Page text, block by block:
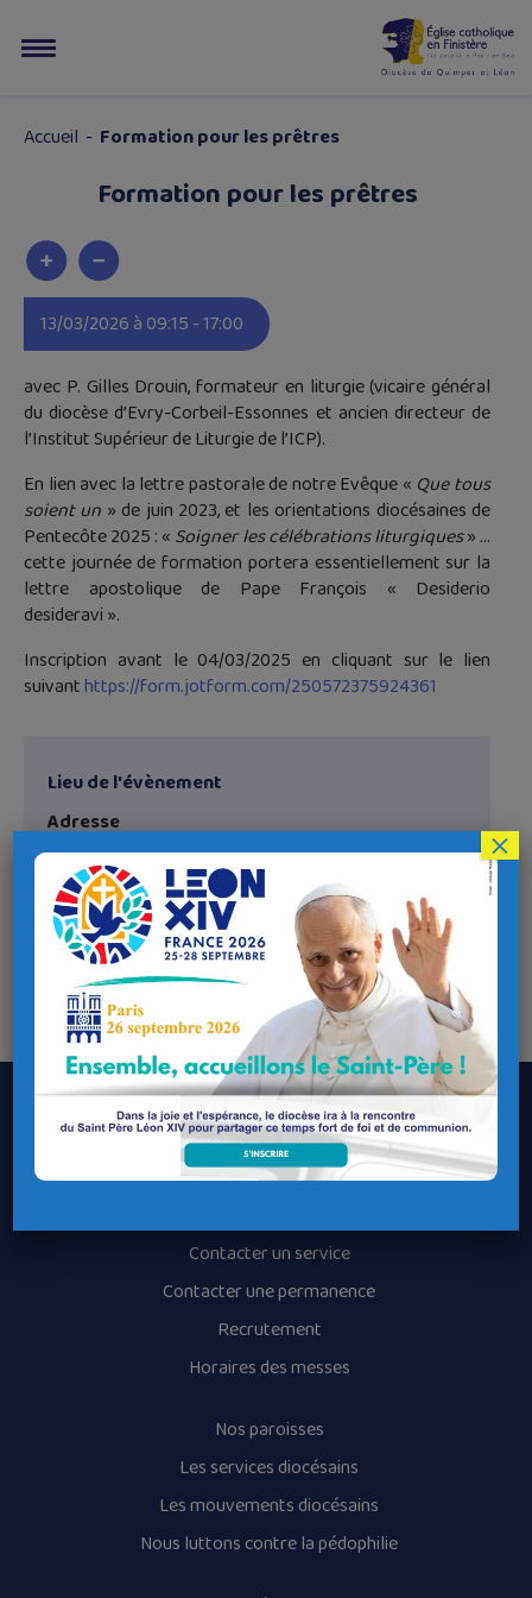
Accueil - Formation pour les prêtres
Formation pour les prêtres
13/03/2026 à 09:15 - 17:00
avec P. Gilles Drouin, formateur en liturgie (vicaire général
du diocèse d’Evry-Corbeil-Essonnes et ancien directeur de
l’Institut Supérieur de Liturgie de l’ICP).
En lien avec la lettre pastorale de notre Evêque « Que tous
soient un » de juin 2023, et les orientations diocésaines de
Pentecôte 2025 : « Soigner les célébrations liturgiques» …
cette journée de formation portera essentiellement sur la
lettre apostolique de Pape François « Desiderio
desideravi ».
Inscription avant le 04/03/2025 en cliquant sur le lien
suivanthttps://form.jotform.com/250572375924361
Lieu de l'évènement
Adresse
Juvénat Notre-Dame
Penn Feunteun, 29150 Châteaulin
Coordonnées GPS
Latitude : 48.1848016
Longitude : -3.982142
Le Diocèse de Quimper et Léon
Contacter le Diocèse
Contacter un service
Contacter une permanence
Recrutement
Horaires des messes
Nos paroisses
Les services diocésains
Les mouvements diocésains
Nous luttons contre la pédophilie
×